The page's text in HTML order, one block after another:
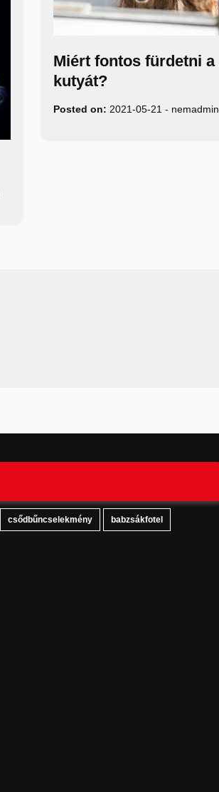
Miért fontos fürdetni a
kutyát?
Posted on: 2021-05-21 - nemadmin
csődbűncselekmény babzsákfotel